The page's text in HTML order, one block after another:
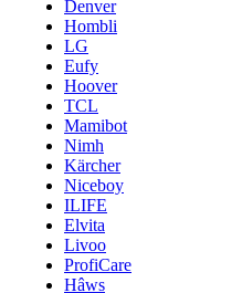
Denver
Hombli
LG
Eufy
Hoover
TCL
Mamibot
Nimh
Kärcher
Niceboy
ILIFE
Elvita
Livoo
ProfiCare
Hâws